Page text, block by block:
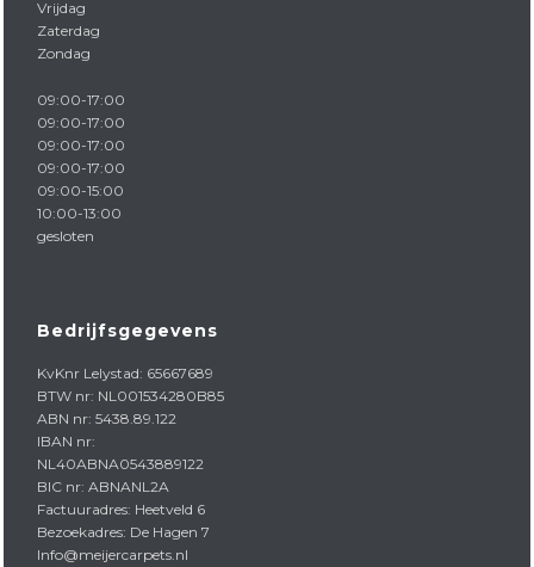
Vrijdag
Zaterdag
Zondag
09:00-17:00
09:00-17:00
09:00-17:00
09:00-17:00
09:00-15:00
10:00-13:00
gesloten
Bedrijfsgegevens
KvKnr Lelystad: 65667689
BTW nr: NL001534280B85
ABN nr: 5438.89.122
IBAN nr:
NL40ABNA0543889122
BIC nr: ABNANL2A
Factuuradres: Heetveld 6
Bezoekadres: De Hagen 7
Info@meijercarpets.nl